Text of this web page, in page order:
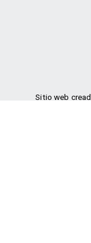
Sitio web